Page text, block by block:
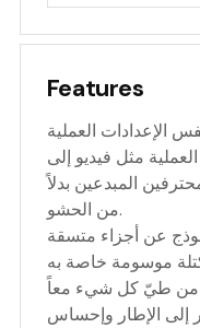
Features
الإعدادات العملية
العملية مثل فيديو إلى Prompt: تكرار سريع، Markdown
المبدعين بدلاً
من الحشو.
عن أجزاء متسقة
موسومة خاصة به
الإطار وإحساس